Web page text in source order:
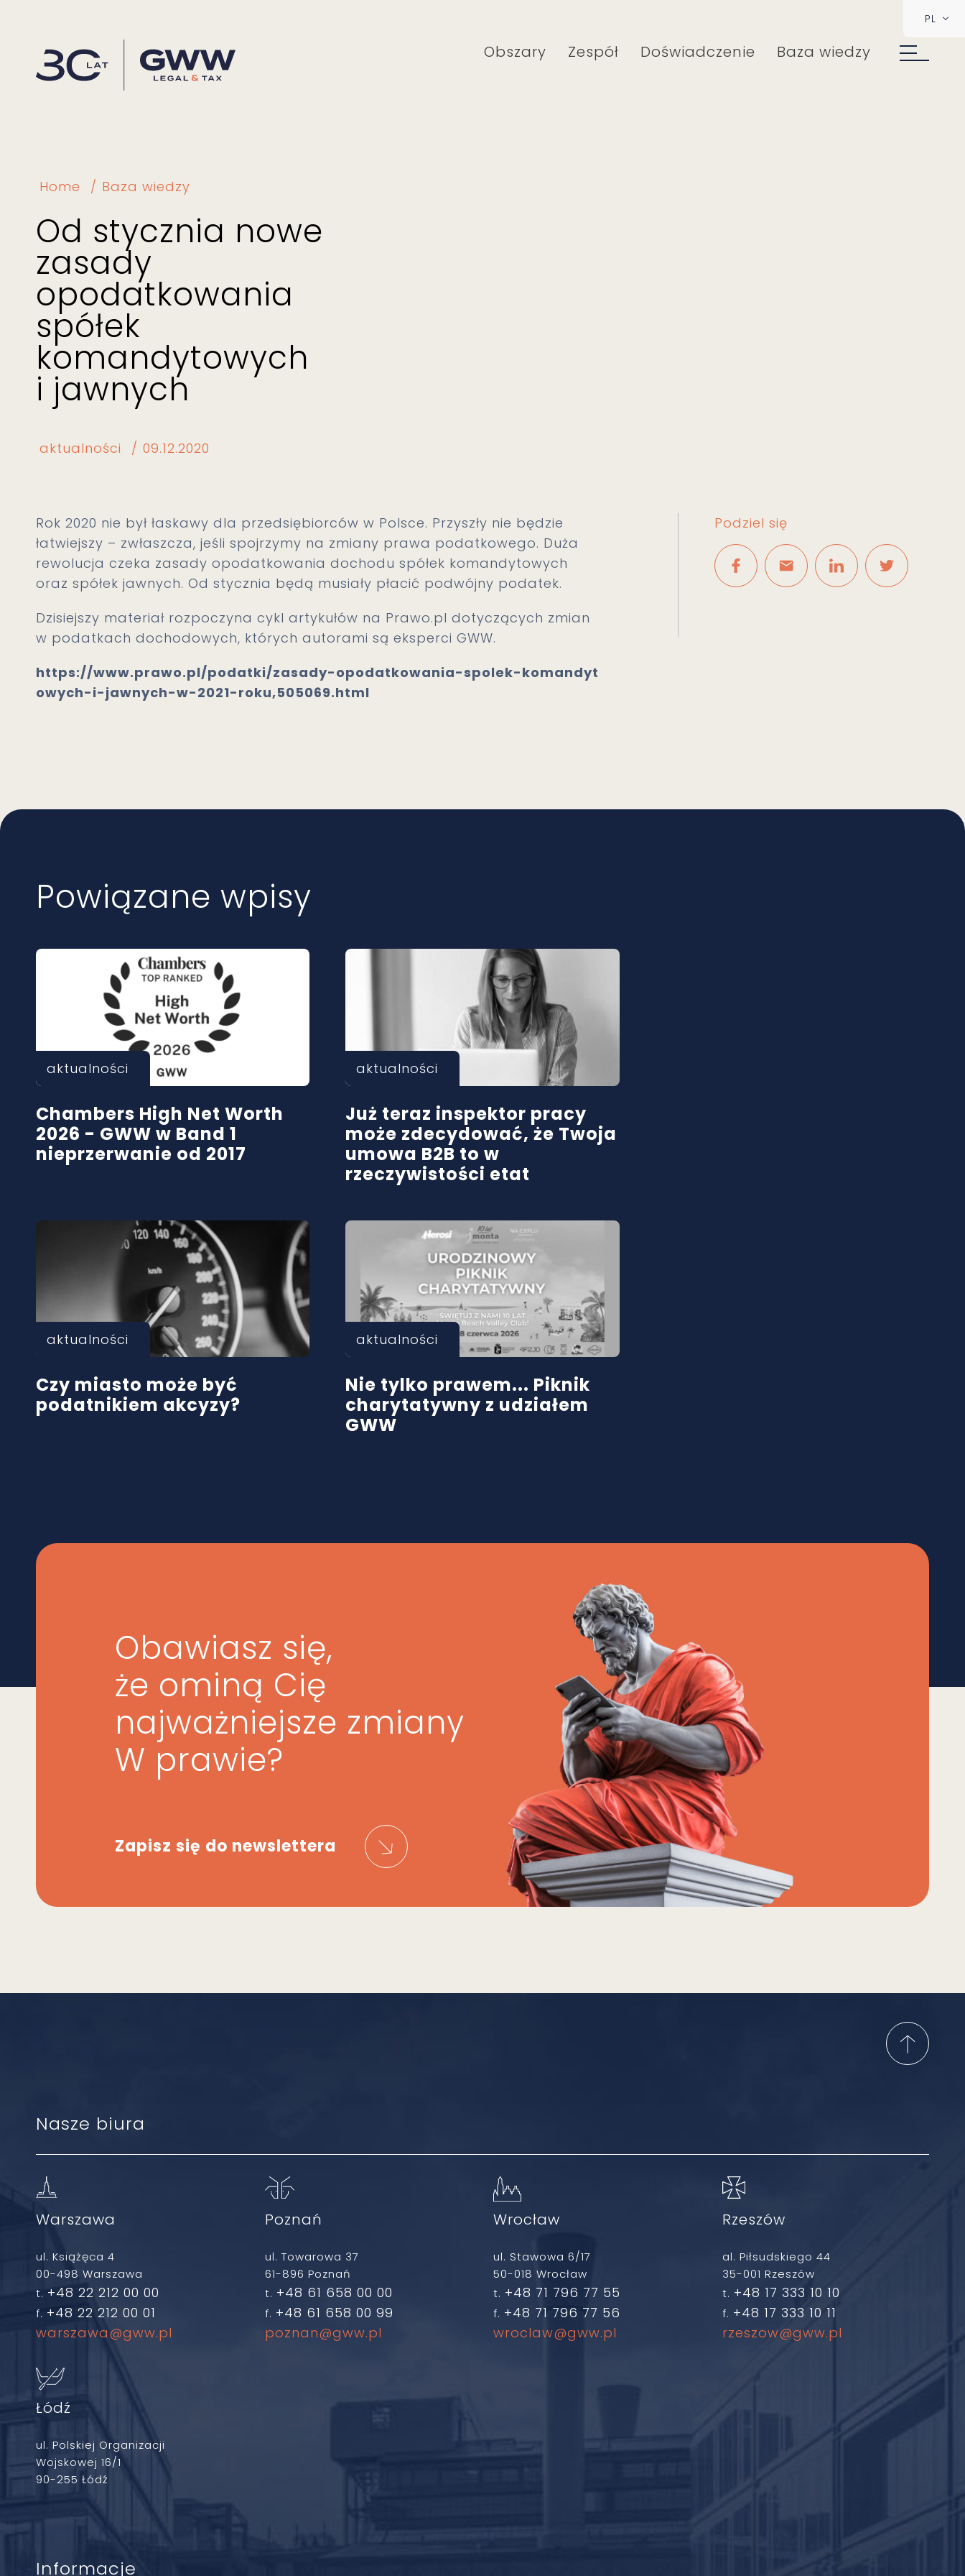
Obszary Zespół Doświadczenie Baza wiedzy
PL
Home Baza wiedzy
Od stycznia nowe
zasady
opodatkowania
spółek
komandytowych
i jawnych
aktualności 09.12.2020
Rok 2020 nie był łaskawy dla przedsiębiorców w Polsce. Przyszły nie będzie
łatwiejszy – zwłaszcza, jeśli spojrzymy na zmiany prawa podatkowego. Duża
rewolucja czeka zasady opodatkowania dochodu spółek komandytowych
oraz spółek jawnych. Od stycznia będą musiały płacić podwójny podatek.
Dzisiejszy materiał rozpoczyna cykl artykułów na Prawo.pl dotyczących zmian
w podatkach dochodowych, których autorami są eksperci GWW.
https://www.prawo.pl/podatki/zasady-opodatkowania-spolek-komandyt
owych-i-jawnych-w-2021-roku,505069.html
Podziel się
Powiązane wpisy
aktualności
Chambers High Net Worth
2026 - GWW w Band 1
nieprzerwanie od 2017
aktualności
Już teraz inspektor pracy
może zdecydować, że Twoja
umowa B2B to w
rzeczywistości etat
aktualności
Czy miasto może być
podatnikiem akcyzy?
aktualności
Nie tylko prawem... Piknik
charytatywny z udziałem
GWW
Obawiasz się,
że ominą Cię
najważniejsze zmiany
W prawie?
Zapisz się do newslettera
Nasze biura
Warszawa
ul. Książęca 4
00-498 Warszawa
t. +48 22 212 00 00
f. +48 22 212 00 01
warszawa@gww.pl
Poznań
ul. Towarowa 37
61-896 Poznań
t. +48 61 658 00 00
f. +48 61 658 00 99
poznan@gww.pl
Wrocław
ul. Stawowa 6/17
50-018 Wrocław
t. +48 71 796 77 55
f. +48 71 796 77 56
wroclaw@gww.pl
Rzeszów
al. Piłsudskiego 44
35-001 Rzeszów
t. +48 17 333 10 10
f. +48 17 333 10 11
rzeszow@gww.pl
Łódź
ul. Polskiej Organizacji
Wojskowej 16/1
90-255 Łódź
Informacje